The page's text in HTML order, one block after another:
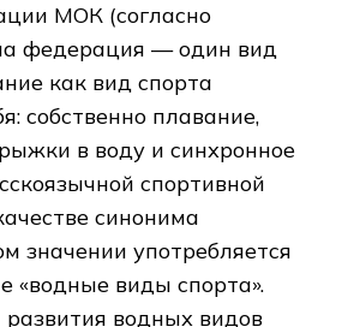
МОК (согласно
федерация — один вид
как вид спорта
собственно плавание,
в воду и синхронное
спортивной
синонима
значении употребляется
«водные виды спорта».
водных видов